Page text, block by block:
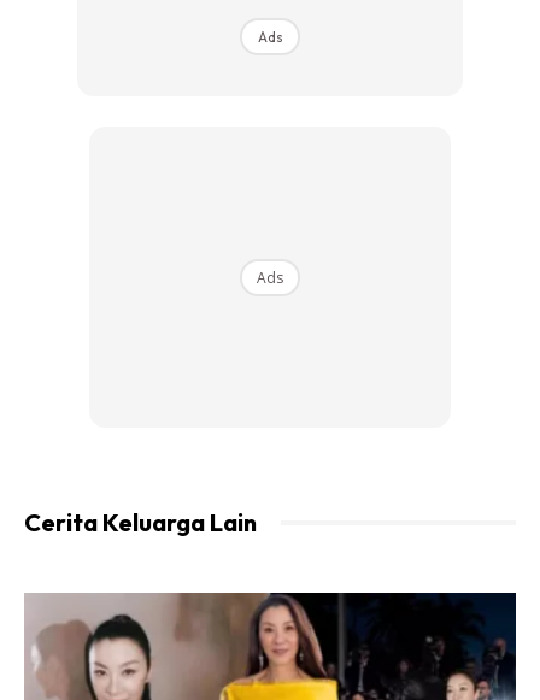
Patutlah ramainya CEO sana sini 4 pagi dah bangun. Ada
sahaja amalan-amalan mereka.
Ads
Ads
Cerita Keluarga Lain